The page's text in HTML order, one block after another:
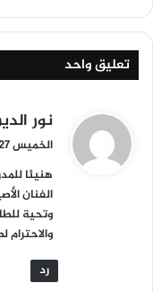
تعليق واحد
ي
ق
ل
نور
الخميس 27 أكتوبر , 2022 الساعة 16:27
هنيئا
الفنان
وتحية
والاحترام
رد